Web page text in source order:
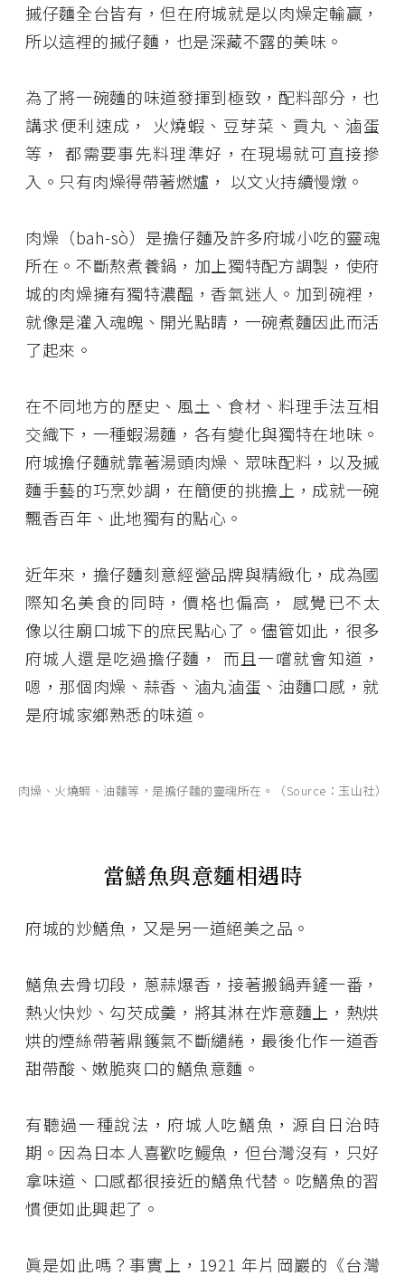
摵仔麵全台皆有，但在府城就是以肉燥定輸贏，
所以這裡的摵仔麵，也是深藏不露的美味。
為了將一碗麵的味道發揮到極致，配料部分，也
講求便利速成， 火燒蝦、豆芽菜、貢丸、滷蛋
等， 都需要事先料理準好，在現場就可直接摻
入。只有肉燥得帶著燃爐， 以文火持續慢燉。
肉燥（bah-sò）是擔仔麵及許多府城小吃的靈魂
所在。不斷熬煮養鍋，加上獨特配方調製，使府
城的肉燥擁有獨特濃醖，香氣迷人。加到碗裡，
就像是灌入魂魄、開光點睛，一碗煮麵因此而活
了起來。
在不同地方的歷史、風土、食材、料理手法互相
交織下，一種蝦湯麵，各有變化與獨特在地味。
府城擔仔麵就靠著湯頭肉燥、眾味配料，以及摵
麵手藝的巧烹妙調，在簡便的挑擔上，成就一碗
飄香百年、此地獨有的點心。
近年來，擔仔麵刻意經營品牌與精緻化，成為國
際知名美食的同時，價格也偏高， 感覺已不太
像以往廟口城下的庶民點心了。儘管如此，很多
府城人還是吃過擔仔麵， 而且一嚐就會知道，
嗯，那個肉燥、蒜香、滷丸滷蛋、油麵口感，就
是府城家鄉熟悉的味道。
肉燥、火燒蝦、油麵等，是擔仔麵的靈魂所在。（Source：玉山社）
當鱔魚與意麵相遇時
府城的炒鱔魚，又是另一道絕美之品。
鱔魚去骨切段，蔥蒜爆香，接著搬鍋弄鏟一番，
熱火快炒、勾芡成羹，將其淋在炸意麵上，熱烘
烘的煙絲帶著鼎鑊氣不斷繾綣，最後化作一道香
甜帶酸、嫩脆爽口的鱔魚意麵。
有聽過一種說法，府城人吃鱔魚，源自日治時
期。因為日本人喜歡吃鰻魚，但台灣沒有，只好
拿味道、口感都很接近的鱔魚代替。吃鱔魚的習
慣便如此興起了。
眞是如此嗎？事實上，1921 年片岡巖的《台灣